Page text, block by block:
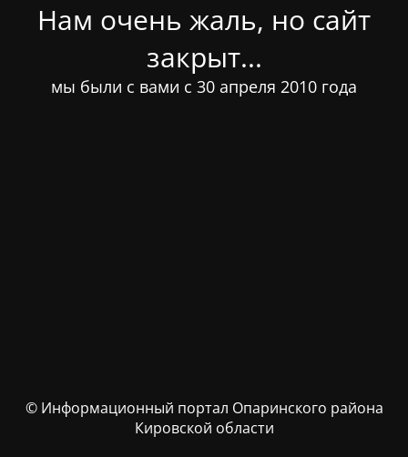
Нам очень жаль, но сайт
закрыт...
мы были с вами с 30 апреля 2010 года
© Информационный портал Опаринского района
Кировской области